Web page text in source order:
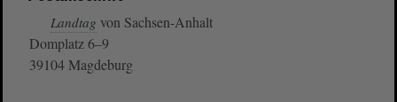
Landtag von Sachsen-Anhalt
Domplatz 6–9
39104 Magdeburg